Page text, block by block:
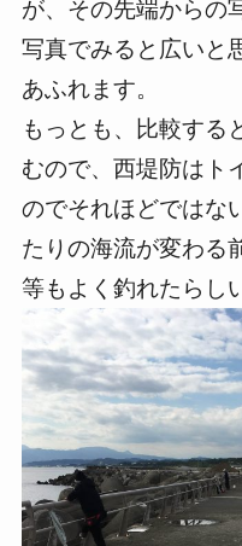
が、その先端からの
写真でみると広いと
あふれます。
もっとも、比較する
むので、西堤防はト
のでそれほどではな
たりの海流が変わる
等もよく釣れたらし